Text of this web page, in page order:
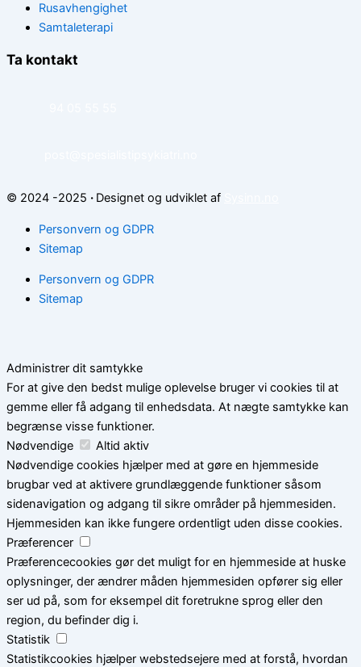
Rusavhengighet
Samtaleterapi
Ta kontakt
© 2024 -2025 · Designet og udviklet af
Personvern og GDPR
Sitemap
Personvern og GDPR
Sitemap
Administrer dit samtykke
For at give den bedst mulige oplevelse bruger vi cookies til at
gemme eller få adgang til enhedsdata. At nægte samtykke kan
begrænse visse funktioner.
Nødvendige
Altid aktiv
Nødvendige cookies hjælper med at gøre en hjemmeside
brugbar ved at aktivere grundlæggende funktioner såsom
sidenavigation og adgang til sikre områder på hjemmesiden.
Hjemmesiden kan ikke fungere ordentligt uden disse cookies.
Præferencer
Præferencecookies gør det muligt for en hjemmeside at huske
oplysninger, der ændrer måden hjemmesiden opfører sig eller
ser ud på, som for eksempel dit foretrukne sprog eller den
region, du befinder dig i.
Statistik
Statistikcookies hjælper webstedsejere med at forstå, hvordan